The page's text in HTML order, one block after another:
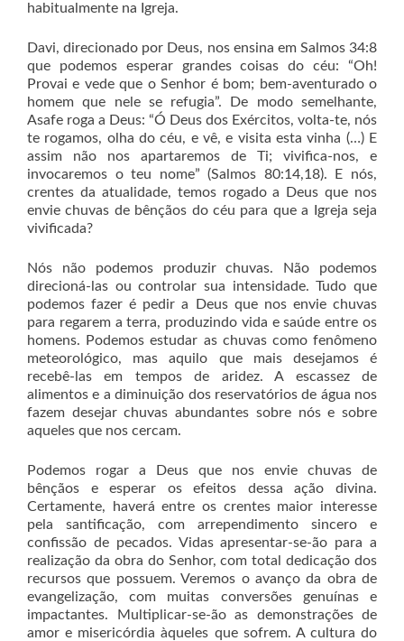
habitualmente na Igreja.
Davi, direcionado por Deus, nos ensina em Salmos 34:8
que podemos esperar grandes coisas do céu: “Oh!
Provai e vede que o Senhor é bom; bem-aventurado o
homem que nele se refugia”. De modo semelhante,
Asafe roga a Deus: “Ó Deus dos Exércitos, volta-te, nós
te rogamos, olha do céu, e vê, e visita esta vinha (…) E
assim não nos apartaremos de Ti; vivifica-nos, e
invocaremos o teu nome” (Salmos 80:14,18). E nós,
crentes da atualidade, temos rogado a Deus que nos
envie chuvas de bênçãos do céu para que a Igreja seja
vivificada?
Nós não podemos produzir chuvas. Não podemos
direcioná-las ou controlar sua intensidade. Tudo que
podemos fazer é pedir a Deus que nos envie chuvas
para regarem a terra, produzindo vida e saúde entre os
homens. Podemos estudar as chuvas como fenômeno
meteorológico, mas aquilo que mais desejamos é
recebê-las em tempos de aridez. A escassez de
alimentos e a diminuição dos reservatórios de água nos
fazem desejar chuvas abundantes sobre nós e sobre
aqueles que nos cercam.
Podemos rogar a Deus que nos envie chuvas de
bênçãos e esperar os efeitos dessa ação divina.
Certamente, haverá entre os crentes maior interesse
pela santificação, com arrependimento sincero e
confissão de pecados. Vidas apresentar-se-ão para a
realização da obra do Senhor, com total dedicação dos
recursos que possuem. Veremos o avanço da obra de
evangelização, com muitas conversões genuínas e
impactantes. Multiplicar-se-ão as demonstrações de
amor e misericórdia àqueles que sofrem. A cultura do